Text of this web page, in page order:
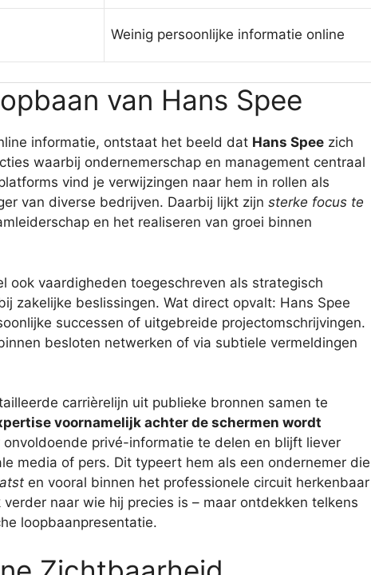
Weinig persoonlijke informatie online
van Hans Spee
informatie, ontstaat het beeld dat Hans Spee zich
waarbij ondernemerschap en management centraal
vind je verwijzingen naar hem in rollen als
van diverse bedrijven. Daarbij lijkt zijn sterke focus te
en het realiseren van groei binnen
ook vaardigheden toegeschreven als strategisch
zakelijke beslissingen. Wat direct opvalt: Hans Spee
successen of uitgebreide projectomschrijvingen.
besloten netwerken of via subtiele vermeldingen
carrièrelijn uit publieke bronnen samen te
voornamelijk achter de schermen wordt
privé-informatie te delen en blijft liever
media of pers. Dit typeert hem als een ondernemer die
en vooral binnen het professionele circuit herkenbaar
naar wie hij precies is – maar ontdekken telkens
loopbaanpresentatie.